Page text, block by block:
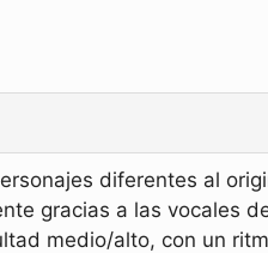
diferentes al
gracias a las vocales
medio/alto, con un